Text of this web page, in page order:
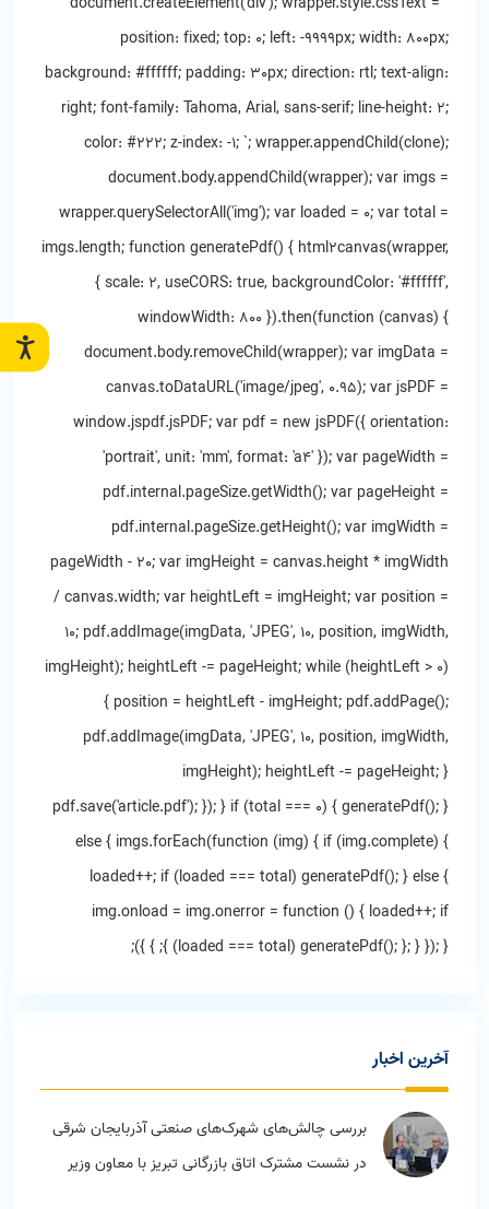
position: fixed; top: 0; left: -9999px; width: 800px;
background: #ffffff; padding: 30px; direction: rtl; text-align:
right; font-family: Tahoma, Arial, sans-serif; line-height: 2;
color: #222; z-index: -1; `; wrapper.appendChild(clone);
document.body.appendChild(wrapper); var imgs =
wrapper.querySelectorAll('img'); var loaded = 0; var total =
imgs.length; function generatePdf() { html2canvas(wrapper,
{ scale: 2, useCORS: true, backgroundColor: '#ffffff',
windowWidth: 800 }).then(function (canvas) {
document.body.removeChild(wrapper); var imgData =
canvas.toDataURL('image/jpeg', 0.95); var jsPDF =
window.jspdf.jsPDF; var pdf = new jsPDF({ orientation:
'portrait', unit: 'mm', format: 'a4' }); var pageWidth =
pdf.internal.pageSize.getWidth(); var pageHeight =
pdf.internal.pageSize.getHeight(); var imgWidth =
pageWidth - 20; var imgHeight = canvas.height * imgWidth
/ canvas.width; var heightLeft = imgHeight; var position =
10; pdf.addImage(imgData, 'JPEG', 10, position, imgWidth,
imgHeight); heightLeft -= pageHeight; while (heightLeft > 0)
{ position = heightLeft - imgHeight; pdf.addPage();
pdf.addImage(imgData, 'JPEG', 10, position, imgWidth,
imgHeight); heightLeft -= pageHeight; }
pdf.save('article.pdf'); }); } if (total === 0) { generatePdf(); }
else { imgs.forEach(function (img) { if (img.complete) {
loaded++; if (loaded === total) generatePdf(); } else {
img.onload = img.onerror = function () { loaded++; if
(loaded === total) generatePdf(); }; } }); } }; } });
آخرين اخبار
بررسی چالش‌های شهرک‌های صنعتی آذربایجان شرقی
در نشست مشترک اتاق بازرگانی تبریز با معاون وزیر